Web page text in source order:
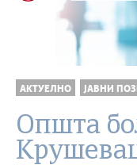
АКТУЕЛНО ЈАВНИ
Општа